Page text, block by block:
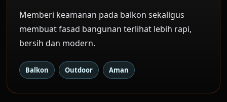
Memberi keamanan pada balkon sekaligus
membuat fasad bangunan terlihat lebih rapi,
bersih dan modern.
Balkon Outdoor Aman